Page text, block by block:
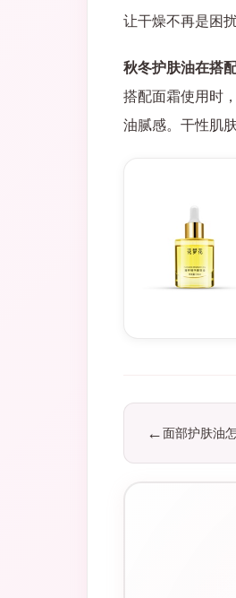
让干燥不再是困扰
秋冬护肤油在搭
搭配面霜使用时
油腻感。干性肌
面部护肤油